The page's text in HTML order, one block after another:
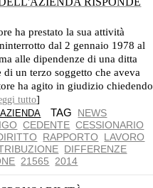
ha prestato la sua attività
dal 2 gennaio 1978 al
alle dipendenze di una ditta
un terzo soggetto che aveva
ha agito in giudizio chiedendo
tutto]
TAG NEWS
CEDENTE CESSIONARIO
RAPPORTO
LAVORO
DIFFERENZE
21565 2014